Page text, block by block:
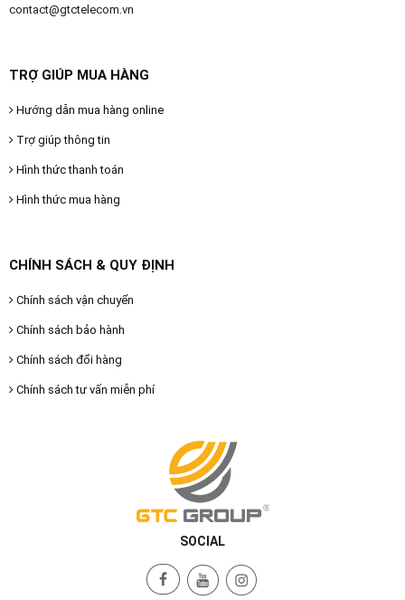
contact@gtctelecom.vn
TRỢ GIÚP MUA HÀNG
Hướng dẫn mua hàng online
Trợ giúp thông tin
Hình thức thanh toán
Hình thức mua hàng
CHÍNH SÁCH & QUY ĐỊNH
Chính sách vận chuyển
Chính sách bảo hành
Chính sách đổi hàng
Chính sách tư vấn miễn phí
SOCIAL